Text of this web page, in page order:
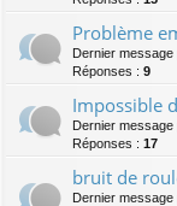
Problème
Dernier message
Réponses : 9
Impossible
Dernier message
Réponses : 17
bruit de
Dernier message